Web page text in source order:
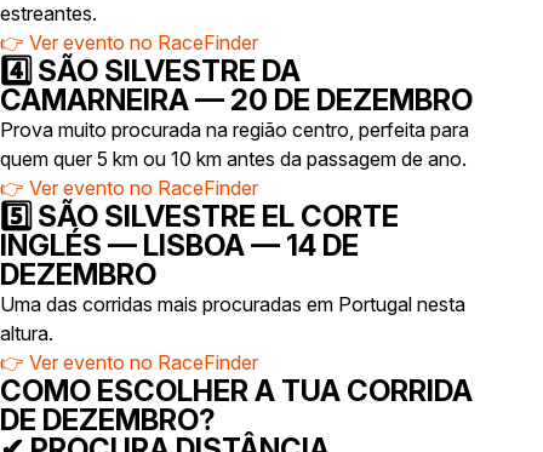
estreantes.
👉 Ver evento no RaceFinder
4️⃣ SÃO SILVESTRE DA
CAMARNEIRA — 20 DE DEZEMBRO
Prova muito procurada na região centro, perfeita para
quem quer 5 km ou 10 km antes da passagem de ano.
👉 Ver evento no RaceFinder
5️⃣ SÃO SILVESTRE EL CORTE
INGLÉS — LISBOA — 14 DE
DEZEMBRO
Uma das corridas mais procuradas em Portugal nesta
altura.
👉 Ver evento no RaceFinder
COMO ESCOLHER A TUA CORRIDA
DE DEZEMBRO?